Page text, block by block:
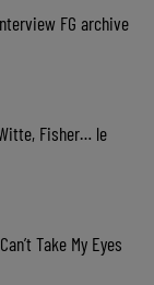
FG archive
Fisher… le
Take My Eyes